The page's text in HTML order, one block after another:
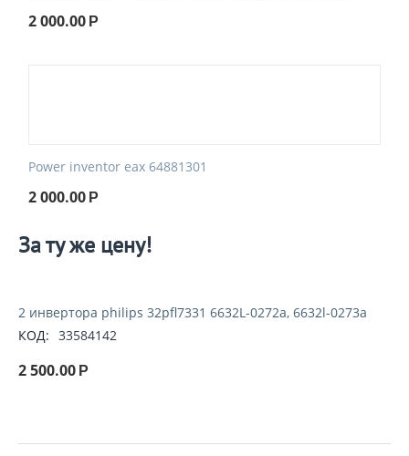
2 000.00 Р
Power inventor eax 64881301
2 000.00 Р
За ту же цену!
2 инвертора philips 32pfl7331 6632L-0272a, 6632l-0273a
КОД: 33584142
2 500.00 Р